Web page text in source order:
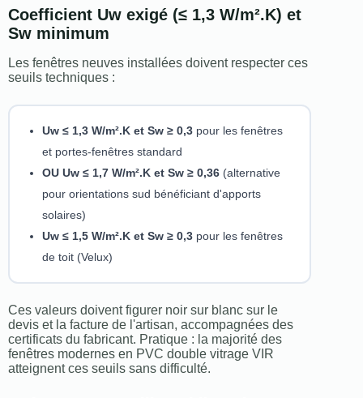
Coefficient Uw exigé (≤ 1,3 W/m².K) et
Sw minimum
Les fenêtres neuves installées doivent respecter ces
seuils techniques :
Uw ≤ 1,3 W/m².K et Sw ≥ 0,3pour les fenêtres
et portes-fenêtres standard
OU Uw ≤ 1,7 W/m².K et Sw ≥ 0,36(alternative
pour orientations sud bénéficiant d'apports
solaires)
Uw ≤ 1,5 W/m².K et Sw ≥ 0,3pour les fenêtres
de toit (Velux)
Ces valeurs doivent figurer noir sur blanc sur le
devis et la facture de l'artisan, accompagnées des
certificats du fabricant. Pratique : la majorité des
fenêtres modernes en PVC double vitrage VIR
atteignent ces seuils sans difficulté.